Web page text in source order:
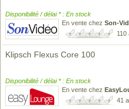
Disponibilité / délai * : En stock
En vente chez Son-
Klipsch Flexus Core 100
Disponibilité / délai * : En stock
En vente chez
41